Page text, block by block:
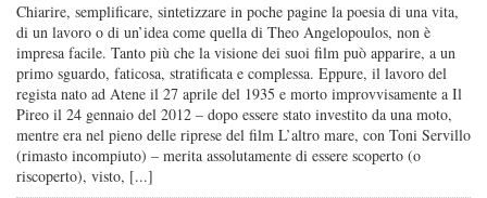
Chiarire, semplificare, sintetizzare in poche pagine la poesia di una vita,
di un lavoro o di un’idea come quella di Theo Angelopoulos, non è
impresa facile. Tanto più che la visione dei suoi film può apparire, a un
primo sguardo, faticosa, stratificata e complessa. Eppure, il lavoro del
regista nato ad Atene il 27 aprile del 1935 e morto improvvisamente a Il
Pireo il 24 gennaio del 2012 – dopo essere stato investito da una moto,
mentre era nel pieno delle riprese del film L’altro mare, con Toni Servillo
(rimasto incompiuto) – merita assolutamente di essere scoperto (o
riscoperto), visto, [...]